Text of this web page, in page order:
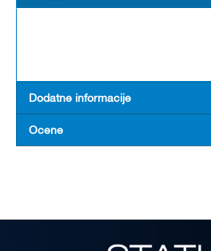
Dodatne informacije
Ocene